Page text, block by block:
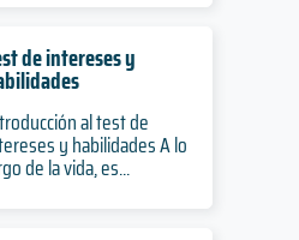
de intereses y
al test de
y habilidades A lo
de la vida, es...